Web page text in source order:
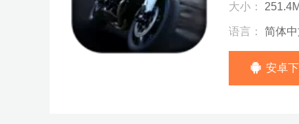
大小：
语言： 简体
安卓